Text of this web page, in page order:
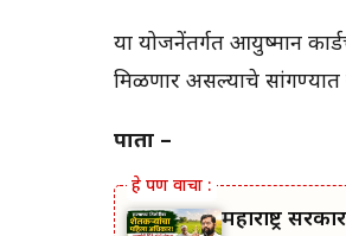
या योजनेंतर्गत आयुष्मान
मिळणार असल्याचे
पात्रता –
महाराष्ट्र